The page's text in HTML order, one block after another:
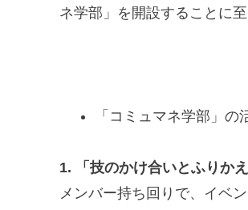
ネ学部」を開設することに至
「コミュマネ学部」の
1. 「技のかけ合いとふりか
メンバー持ち回りで、イベ